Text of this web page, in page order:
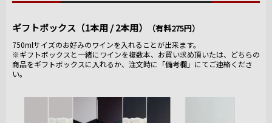
ギフトボックス（1本用 / 2本用） （有料275円）
750mlサイズのお好みのワインを入れることが出来ます。
※ギフトボックスと一緒にワインを複数本、お買い求め頂いたは、どちらの
商品をギフトボックスに入れるか、注文時に「備考欄」にてご連絡くださ
い。